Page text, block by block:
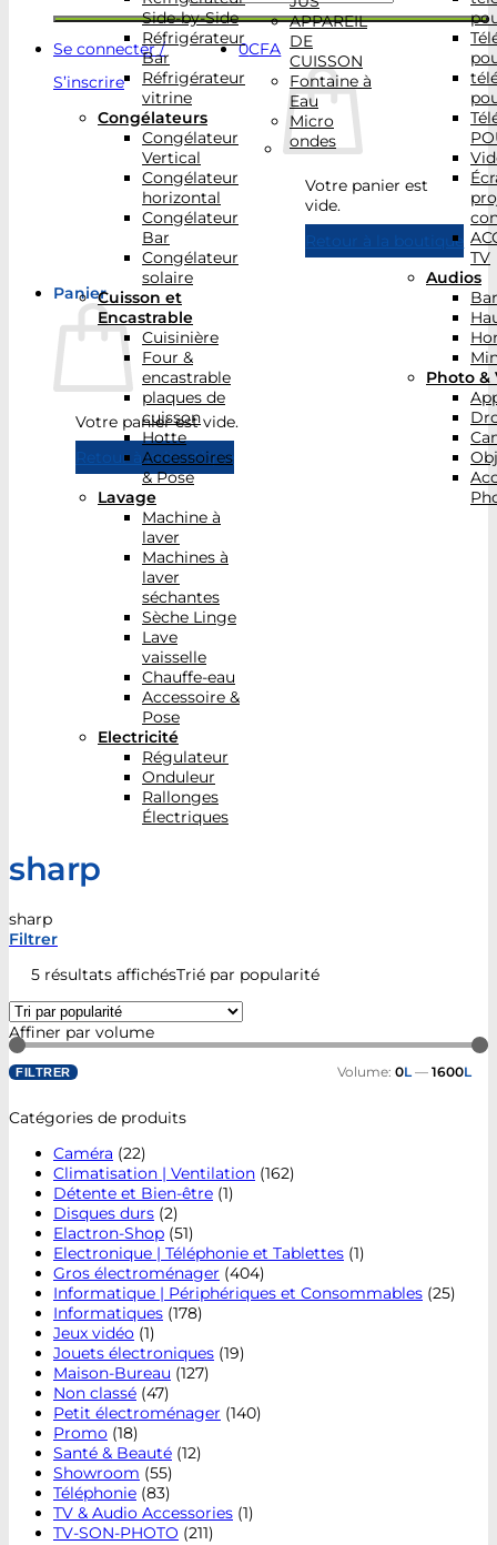
Se connecter /
S’inscrire
0CFA
Votre panier est
vide.
Retour à la boutique
Panier
Votre panier est vide.
Retour à la boutique
Side-by-Side
Réfrigérateur
Bar
Réfrigérateur
vitrine
Congélateurs
Congélateur
Vertical
Congélateur
horizontal
Congélateur
Bar
Congélateur
solaire
Cuisson et
Encastrable
Cuisinière
Four &
encastrable
plaques de
cuisson
Hotte
Accessoires
& Pose
Lavage
Machine à
laver
Machines à
laver
séchantes
Sèche Linge
Lave
vaisselle
Chauffe-eau
Accessoire &
Pose
Electricité
Régulateur
Onduleur
Rallonges
Électriques
APPAREIL
DE
CUISSON
Fontaine à
Eau
Micro
ondes
TV
Audios
Photo &
sharp
sharp
Filtrer
5 résultats affichésTrié par popularité
Affiner par volume
FILTRER Volume: 0L — 1600L
Catégories de produits
Caméra (22)
Climatisation | Ventilation (162)
Détente et Bien-être (1)
Disques durs (2)
Elactron-Shop (51)
Electronique | Téléphonie et Tablettes (1)
Gros électroménager (404)
Informatique | Périphériques et Consommables (25)
Informatiques (178)
Jeux vidéo (1)
Jouets électroniques (19)
Maison-Bureau (127)
Non classé (47)
Petit électroménager (140)
Promo (18)
Santé & Beauté (12)
Showroom (55)
Téléphonie (83)
TV & Audio Accessories (1)
TV-SON-PHOTO (211)